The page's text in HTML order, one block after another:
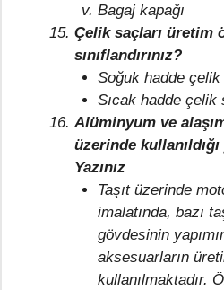
Bagaj kapağı
Çelik saçları üretim
sınıflandırınız?
Soğuk hadde
Sıcak hadde çelik
Alüminyum ve
üzerinde
Yazınız
Taşıt üzerinde
imalatında, bazı
gövdesinin
aksesuarların
kullanılmaktadır.